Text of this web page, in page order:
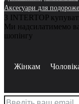
Аксесуари для
З INTERTOP
Ми надсилатимемо
шопінгу
Жінкам